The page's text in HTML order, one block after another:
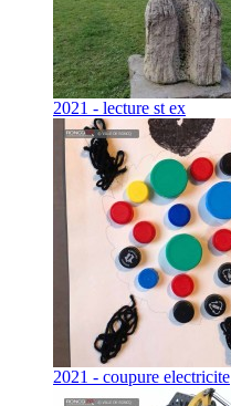
2021 - lecture st ex
2021 - coupure electricite